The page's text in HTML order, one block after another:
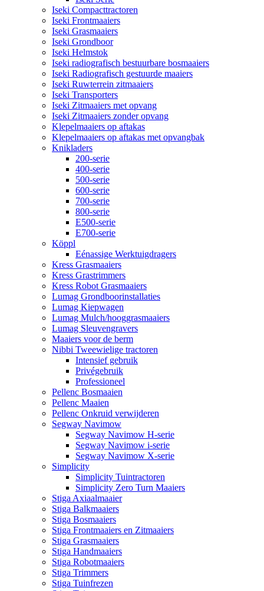
Iseki Compacttractoren
Iseki Frontmaaiers
Iseki Grasmaaiers
Iseki Grondboor
Iseki Helmstok
Iseki radiografisch bestuurbare bosmaaiers
Iseki Radiografisch gestuurde maaiers
Iseki Ruwterrein zitmaaiers
Iseki Transporters
Iseki Zitmaaiers met opvang
Iseki Zitmaaiers zonder opvang
Klepelmaaiers op aftakas
Klepelmaaiers op aftakas met opvangbak
Knikladers
200-serie
400-serie
500-serie
600-serie
700-serie
800-serie
E500-serie
E700-serie
Köppl
Eénassige Werktuigdragers
Kress Grasmaaiers
Kress Grastrimmers
Kress Robot Grasmaaiers
Lumag Grondboorinstallaties
Lumag Kiepwagen
Lumag Mulch/hooggrasmaaiers
Lumag Sleuvengravers
Maaiers voor de berm
Nibbi Tweewielige tractoren
Intensief gebruik
Privégebruik
Professioneel
Pellenc Bosmaaien
Pellenc Maaien
Pellenc Onkruid verwijderen
Segway Navimow
Segway Navimow H-serie
Segway Navimow i-serie
Segway Navimow X-serie
Simplicity
Simplicity Tuintractoren
Simplicity Zero Turn Maaiers
Stiga Axiaalmaaier
Stiga Balkmaaiers
Stiga Bosmaaiers
Stiga Frontmaaiers en Zitmaaiers
Stiga Grasmaaiers
Stiga Handmaaiers
Stiga Robotmaaiers
Stiga Trimmers
Stiga Tuinfrezen